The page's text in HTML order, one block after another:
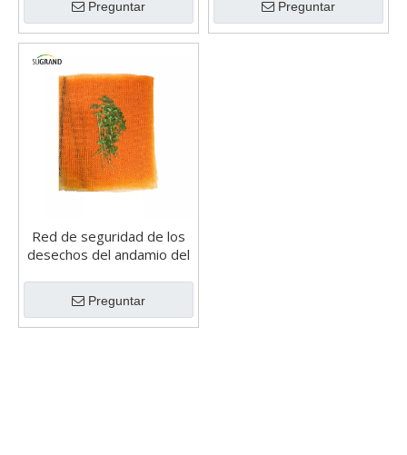
Preguntar Preguntar
Red de seguridad de los
desechos del andamio del
Preguntar